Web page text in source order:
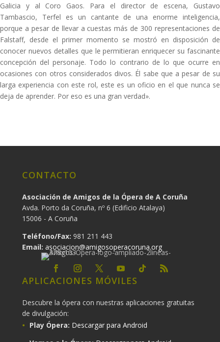
Galicia y al Coro Gaos. Para el director de escena, Gustavo
Tambascio, Terfel es un cantante de una enorme inteligencia,
porque a pesar de llevar a cuestas más de 300 representaciones de
Falstaff, desde el primer momento se mostró en disposición de
conocer nuevos detalles que le permitieran enriquecer su fascinante
concepción del personaje. Todo lo contrario de lo que ocurre en
ocasiones con otros considerados divos. Él sabe que a pesar de su
larga experiencia con este rol, este es un oficio en el que nunca se
deja de aprender. Por eso es una gran verdad».
CONTACTO
Asociación de Amigos de la Ópera de A Coruña
Avda. Porto da Coruña, nº 6 (Edificio Atalaya)
15006 - A Coruña
Teléfono/Fax: 981 211 443
Email: asociacion@amigosoperacoruna.org
APLICACIONES MÓVILES
Descubre la ópera con nuestras aplicaciones gratuitas
de divulgación:
Play Ópera: Descargar para Android